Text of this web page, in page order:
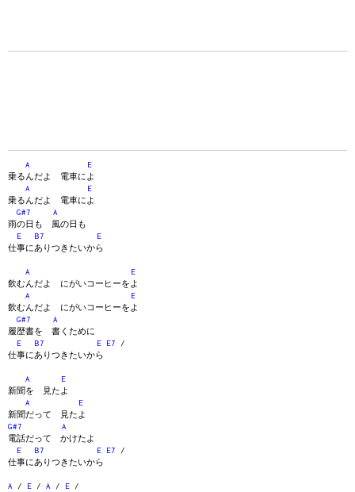
A
E
乗るんだよ 電車によ
A
E
乗るんだよ 電車によ
G#7
A
雨の日も 風の日も
E
B7
E
仕事にありつきたいから
A
E
飲むんだよ にがいコーヒーをよ
A
E
飲むんだよ にがいコーヒーをよ
G#7
A
履歴書を 書くために
E
B7 E E7 /
仕事にありつきたいから
A
E
新聞を 見たよ
A
E
新聞だって 見たよ
G#7
A
電話だって かけたよ
E
B7 E E7 /
仕事にありつきたいから
A / E / A / E /